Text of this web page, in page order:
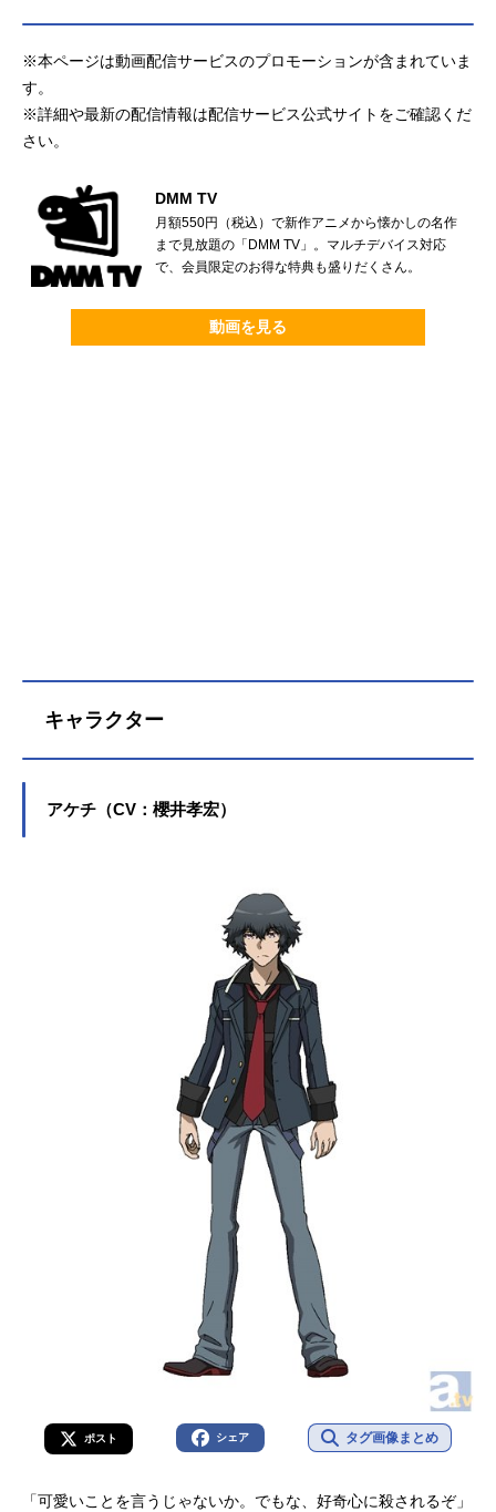
※本ページは動画配信サービスのプロモーションが含まれていま
す。
※詳細や最新の配信情報は配信サービス公式サイトをご確認くだ
さい。
DMM TV
月額550円（税込）で新作アニメから懐かしの名作
まで見放題の「DMM TV」。マルチデバイス対応
で、会員限定のお得な特典も盛りだくさん。
動画を見る
キャラクター
アケチ（CV：櫻井孝宏）
ポスト シェア タグ画像まとめ
「可愛いことを言うじゃないか。でもな、好奇心に殺されるぞ」